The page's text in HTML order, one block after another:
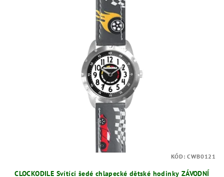
CLOCKODILE Svítící šedé chlapecké dětské hodinky ZÁVODNÍ
KÓD:CWB0121